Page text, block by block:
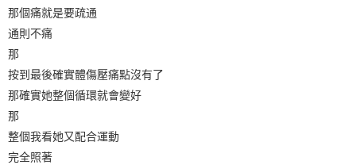
那個痛就是要疏通
通則不痛
那
按到最後確實體傷壓痛點沒有了
那確實她整個循環就會變好
那
整個我看她又配合運動
完全照著